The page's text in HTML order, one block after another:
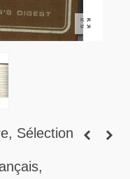
Sélection